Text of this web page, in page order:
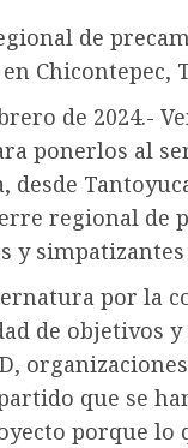
de
Chicontepec,
de 2024.-
ponerlos al
desde
regional de
y
por la
de objetivos
que se
porque lo